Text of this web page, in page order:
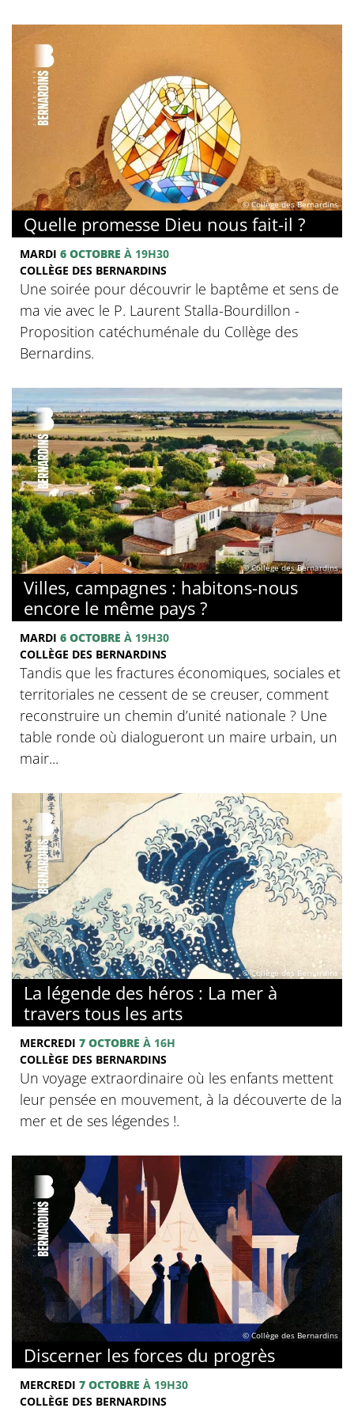
© Collège des Bernardins
Quelle promesse Dieu nous fait-il ?
MARDI 6 OCTOBRE À 19H30
COLLÈGE DES BERNARDINS
Une soirée pour découvrir le baptême et sens de
ma vie avec le P. Laurent Stalla-Bourdillon -
Proposition catéchuménale du Collège des
Bernardins.
© Collège des Bernardins
Villes, campagnes : habitons-nous
encore le même pays ?
MARDI 6 OCTOBRE À 19H30
COLLÈGE DES BERNARDINS
Tandis que les fractures économiques, sociales et
territoriales ne cessent de se creuser, comment
reconstruire un chemin d’unité nationale ? Une
table ronde où dialogueront un maire urbain, un
mair...
© Collège des Bernardins
La légende des héros : La mer à
travers tous les arts
MERCREDI 7 OCTOBRE À 16H
COLLÈGE DES BERNARDINS
Un voyage extraordinaire où les enfants mettent
leur pensée en mouvement, à la découverte de la
mer et de ses légendes !.
© Collège des Bernardins
Discerner les forces du progrès
MERCREDI 7 OCTOBRE À 19H30
COLLÈGE DES BERNARDINS